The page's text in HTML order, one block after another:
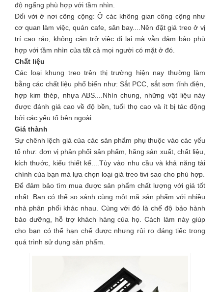
độ ngẩng phù hợp với tầm nhìn.
Đối với ở nơi công cộng: Ở các không gian công cộng như
cơ quan làm việc, quán cafe, sân bay....Nên đặt giá treo ở vị
trí cao ráo, không cản trở việc đi lại mà vẫn đảm bảo phù
hợp với tầm nhìn của tất cả mọi người có mặt ở đó.
Chất liệu
Các loại khung treo trên thị trường hiện nay thường làm
bằng các chất liệu phổ biến như: Sắt PCC, sắt sơn tĩnh điện,
hợp kim thép, nhựa ABS....Nhìn chung, những vật liệu này
được đánh giá cao về độ bền, tuổi thọ cao và ít bị tác động
bởi các yếu tố bên ngoài.
Giá thành
Sự chênh lệch giá của các sản phẩm phụ thuộc vào các yếu
tố như: đơn vị phân phối sản phẩm, hãng sản xuất, chất liệu,
kích thước, kiểu thiết kế....Tùy vào nhu cầu và khả năng tài
chính của bạn mà lựa chọn loại giá treo tivi sao cho phù hợp.
Để đảm bảo tìm mua được sản phẩm chất lượng với giá tốt
nhất. Bạn có thể so sánh cùng một mã sản phẩm với nhiều
nhà phân phối khác nhau. Cùng với đó là chế độ bảo hành
bảo dưỡng, hỗ trợ khách hàng của họ. Cách làm này giúp
cho bạn có thể hạn chế được nhưng rủi ro đáng tiếc trong
quá trình sử dụng sản phẩm.